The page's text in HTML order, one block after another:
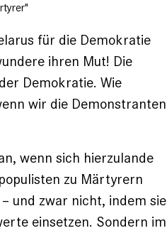
für die Demokratie
ihren Mut! Die
Demokratie. Wie
wir die ­Demonstranten
wenn sich hierzu­lande
zu ­Märtyrern
und zwar nicht, indem sie
einsetzen. Sondern im